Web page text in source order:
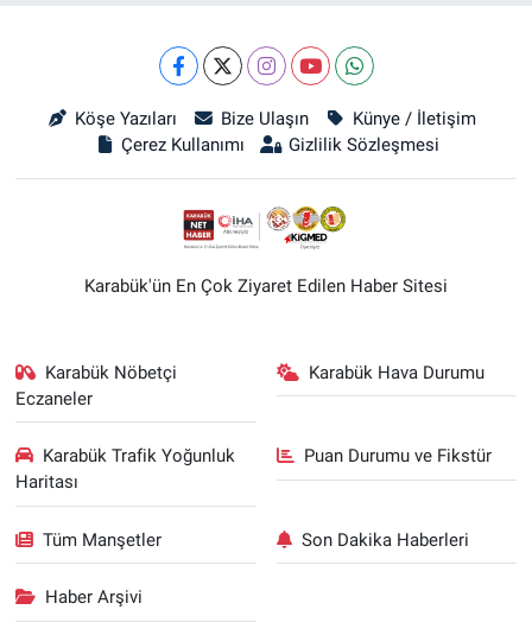
Köşe Yazıları Bize Ulaşın
Künye / İletişim
Çerez Kullanımı
Gizlilik Sözleşmesi
Karabük'ün En Çok Ziyaret Edilen Haber Sitesi
Karabük Nöbetçi
Eczaneler
Karabük Hava Durumu
Karabük Trafik Yoğunluk
Haritası
Puan Durumu ve Fikstür
Tüm Manşetler Son Dakika Haberleri
Haber Arşivi